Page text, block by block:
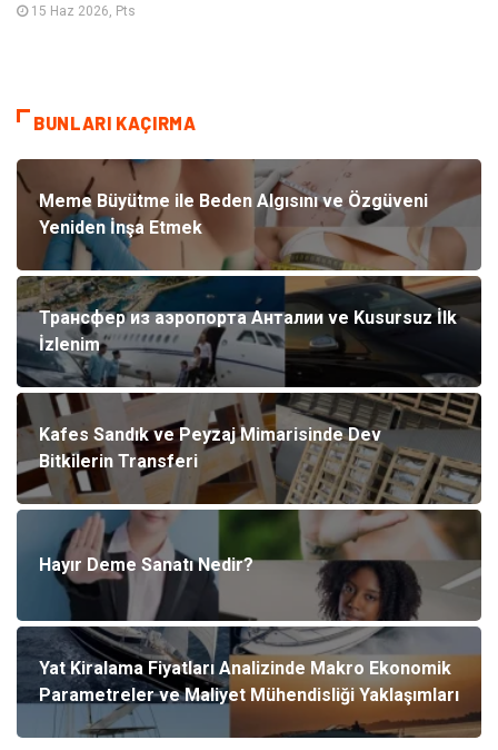
15 Haz 2026, Pts
BUNLARI KAÇIRMA
Meme Büyütme ile Beden Algısını ve Özgüveni
Yeniden İnşa Etmek
Трансфер из аэропорта Анталии ve Kusursuz İlk
İzlenim
Kafes Sandık ve Peyzaj Mimarisinde Dev
Bitkilerin Transferi
Hayır Deme Sanatı Nedir?
Yat Kiralama Fiyatları Analizinde Makro Ekonomik
Parametreler ve Maliyet Mühendisliği Yaklaşımları